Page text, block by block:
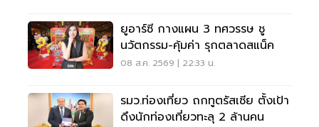
ยูอาร์ซี กางแผน 3 ทศวรรษ ชู
นวัตกรรม-คุ้มค่า รุกตลาดสแน็ค
08 ส.ค. 2569 | 22:33 น.
รมว.ท่องเที่ยว ถกทูตรัสเซีย ตั้งเป้า
ดึงนักท่องเที่ยวทะลุ 2 ล้านคน